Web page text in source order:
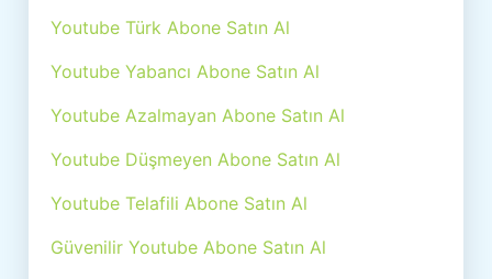
Youtube Türk Abone Satın Al
Youtube Yabancı Abone Satın Al
Youtube Azalmayan Abone Satın Al
Youtube Düşmeyen Abone Satın Al
Youtube Telafili Abone Satın Al
Güvenilir Youtube Abone Satın Al